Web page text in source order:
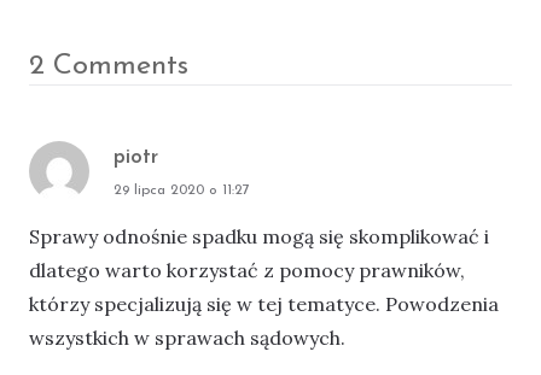
e
k
t
2 Comments
piotr
29 lipca 2020 o 11:27
Sprawy odnośnie spadku mogą się skomplikować i
dlatego warto korzystać z pomocy prawników,
którzy specjalizują się w tej tematyce. Powodzenia
wszystkich w sprawach sądowych.